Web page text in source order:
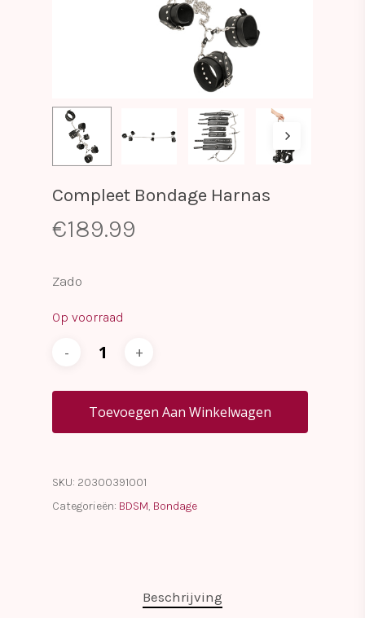
Compleet Bondage Harnas
€189.99
Zado
Op voorraad
Toevoegen Aan Winkelwagen
SKU: 20300391001
Categorieën: BDSM, Bondage
Beschrijving